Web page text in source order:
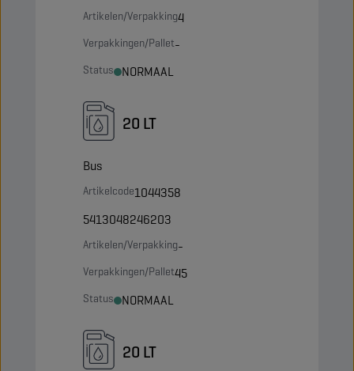
Artikelen/Verpakking4
Verpakkingen/Pallet-
Status NORMAAL
20 LT
Bus
Artikelcode1044358
5413048246203
Artikelen/Verpakking-
Verpakkingen/Pallet45
Status NORMAAL
20 LT